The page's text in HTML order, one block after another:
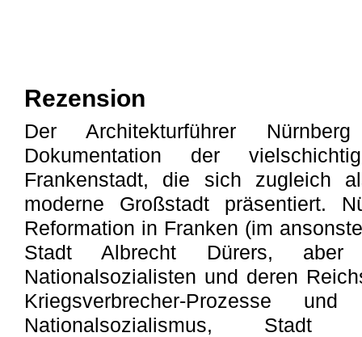
Rezension
Der Architekturführer
Dokumentation der
Frankenstadt, die sich zugleich
moderne Großstadt präsentiert.
Reformation in Franken (im
Stadt Albrecht Dürers,
Nationalsozialisten und deren
Kriegsverbrecher-Prozesse
Nationalsozialismus, Stadt